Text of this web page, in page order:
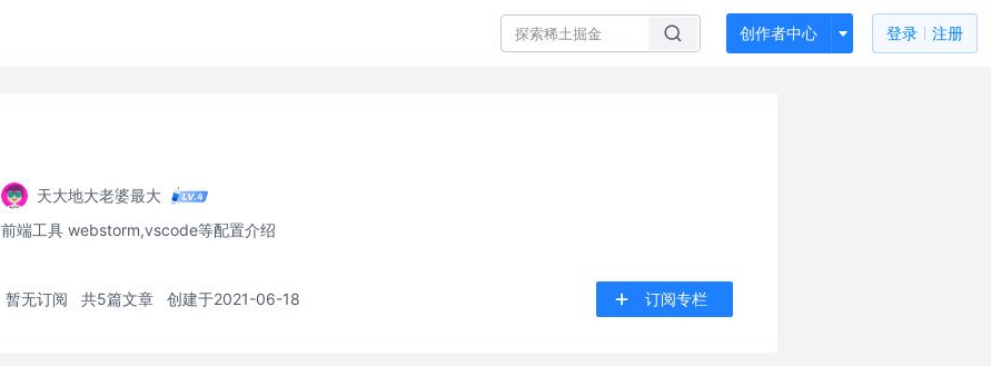
创作者中心 登录 注册
天大地大老婆最大
前端工具 webstorm,vscode等配置介绍
暂无订阅 共5篇文章 创建于2021-06-18 订阅专栏